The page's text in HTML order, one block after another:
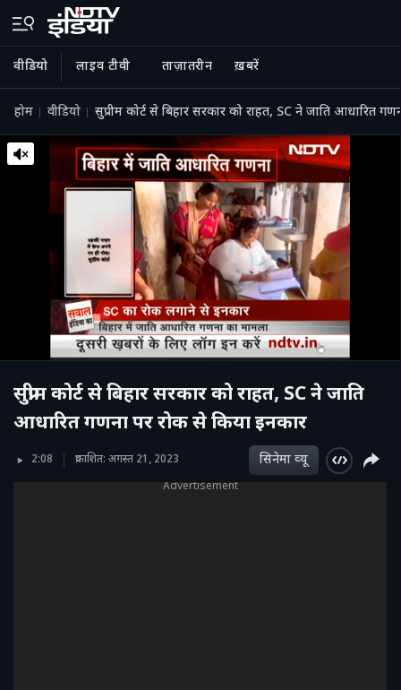
वीडियो लाइव टीवी ताज़ातरीन ख़बरें
होम वीडियो सुप्रीम कोर्ट से बिहार सरकार को राहत, SC ने जाति आधारित
सुप्रीम कोर्ट से बिहार सरकार को राहत, SC ने जाति
आधारित गणना पर रोक से किया इनकार
2:08 प्रकाशित: अगस्त 21, 2023 सिनेमा व्‍यू
Advertisement